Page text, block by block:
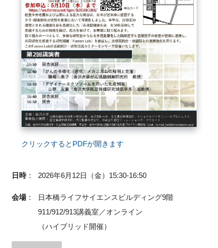
閉じる
クリックするとPDFが開きます
日時： 2026年6月12日（金）15:30-16:50
会場：
日本橋ライフサイエンスビルディング9階
911/912/913講義室／オンライン
（ハイブリッド開催）